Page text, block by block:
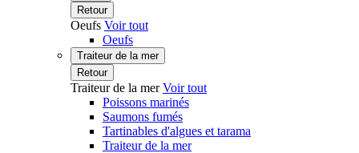
Retour
Oeufs Voir tout
Oeufs
Traiteur de la mer
Retour
Traiteur de la merVoir tout
Poissons marinés
Saumons fumés
Tartinables d'algues et tarama
Traiteur de la mer